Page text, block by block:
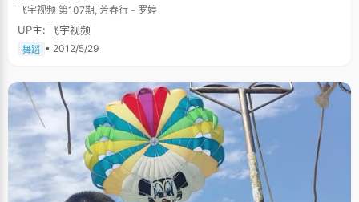
飞宇视频 第107期, 芳春行 - 罗婷
UP主: 飞宇视频
舞蹈 • 2012/5/29